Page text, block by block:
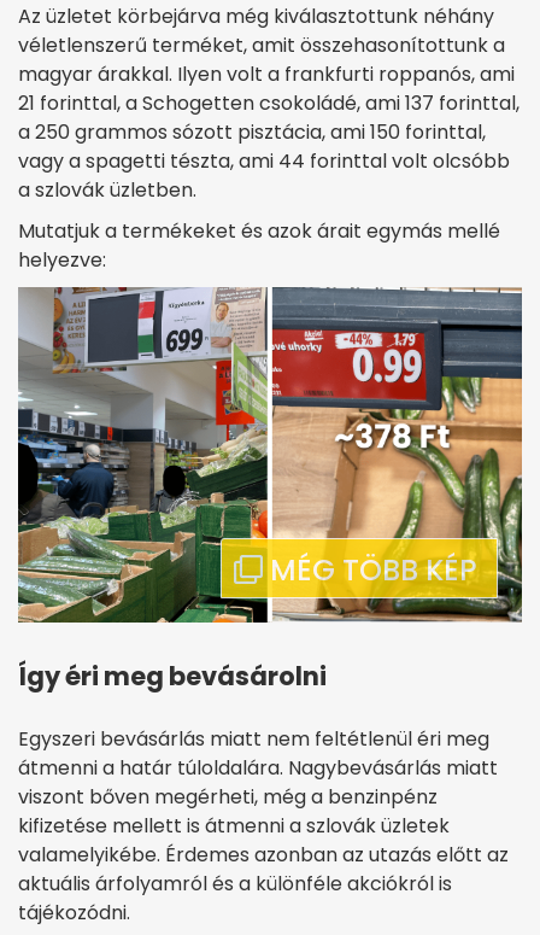
Az üzletet körbejárva még kiválasztottunk néhány
véletlenszerű terméket, amit összehasonítottunk a
magyar árakkal. Ilyen volt a frankfurti roppanós, ami
21 forinttal, a Schogetten csokoládé, ami 137 forinttal,
a 250 grammos sózott pisztácia, ami 150 forinttal,
vagy a spagetti tészta, ami 44 forinttal volt olcsóbb
a szlovák üzletben.
Mutatjuk a termékeket és azok árait egymás mellé
helyezve:
Így éri meg bevásárolni
Egyszeri bevásárlás miatt nem feltétlenül éri meg
átmenni a határ túloldalára. Nagybevásárlás miatt
viszont bőven megérheti, még a benzinpénz
kifizetése mellett is átmenni a szlovák üzletek
valamelyikébe. Érdemes azonban az utazás előtt az
aktuális árfolyamról és a különféle akciókról is
tájékozódni.